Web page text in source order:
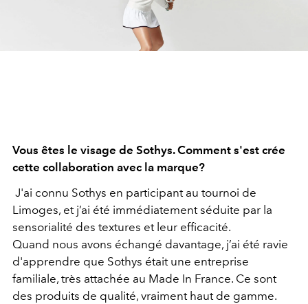
Vous êtes le visage de Sothys. Comment s'est crée
cette collaboration avec la marque?
J'ai connu Sothys en participant au tournoi de
Limoges, et j’ai été immédiatement séduite par la
sensorialité des textures et leur efficacité.
Quand nous avons échangé davantage, j’ai été ravie
d'apprendre que Sothys était une entreprise
familiale, très attachée au Made In France. Ce sont
des produits de qualité, vraiment haut de gamme.